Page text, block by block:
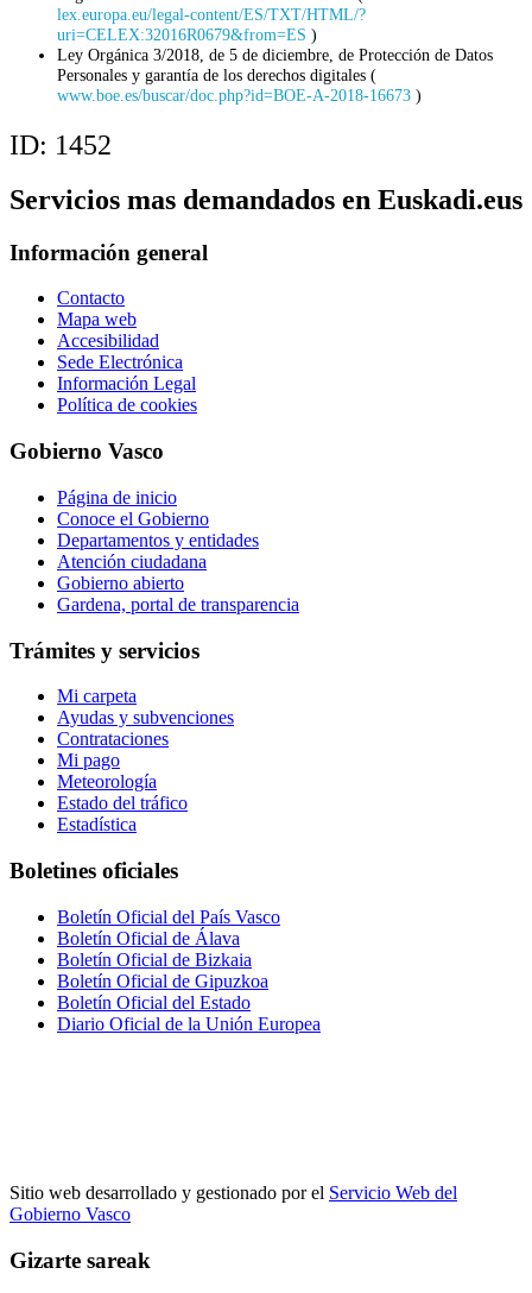
lex.europa.eu/legal-content/ES/TXT/HTML/?
uri=CELEX:32016R0679&from=ES )
Ley Orgánica 3/2018, de 5 de diciembre, de Protección de Datos
Personales y garantía de los derechos digitales (
www.boe.es/buscar/doc.php?id=BOE-A-2018-16673 )
ID: 1452
Servicios mas demandados en Euskadi.eus
Información general
Contacto
Mapa web
Accesibilidad
Sede Electrónica
Información Legal
Política de cookies
Gobierno Vasco
Página de inicio
Conoce el Gobierno
Departamentos y entidades
Atención ciudadana
Gobierno abierto
Gardena, portal de transparencia
Trámites y servicios
Mi carpeta
Ayudas y subvenciones
Contrataciones
Mi pago
Meteorología
Estado del tráfico
Estadística
Boletines oficiales
Boletín Oficial del País Vasco
Boletín Oficial de Álava
Boletín Oficial de Bizkaia
Boletín Oficial de Gipuzkoa
Boletín Oficial del Estado
Diario Oficial de la Unión Europea
Sitio web desarrollado y gestionado por el Servicio Web del
Gobierno Vasco
Gizarte sareak